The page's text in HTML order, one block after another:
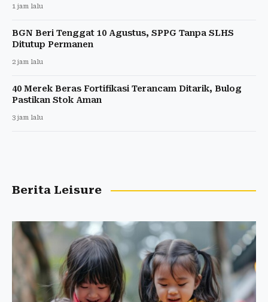
1 jam lalu
BGN Beri Tenggat 10 Agustus, SPPG Tanpa SLHS
Ditutup Permanen
2 jam lalu
40 Merek Beras Fortifikasi Terancam Ditarik, Bulog
Pastikan Stok Aman
3 jam lalu
Berita Leisure